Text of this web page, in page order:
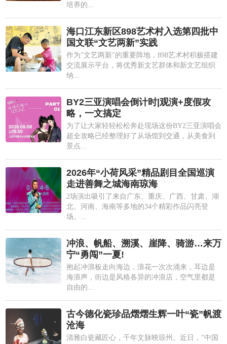
培养的...
海口江东新区898艺术村入选第四批中
国文联“文艺两新”实践
作为"文艺两新"的重要阵地，898艺术村积极搭建
交流展示平台，将优秀新文艺群体和新文艺组织
纳...
BY2三亚演唱会倒计时|观演+度假攻
略，一文搞定
为了让大家轻轻松松奔赴现场这份BY2三亚演唱会
超全攻略已经整理好了从场馆到交通，从美食到
景点...
2026年“小荷风采”精品剧目全国巡演
走进善舞之城海南琼海
2场演出吸引了来自广东、重庆、广西、甘肃、湖
北、河南、海南等多地的34个精彩作品闪亮登
场。...
冲浪、帆船、溯溪、崖降、骑游…来万
宁“勇闯”一夏!
抱起冲浪板走向海边，浪花一次次涌来，耳边是
海浪声，街边是风格各异的冲浪店，空气里都是
自由的...
古今德化瓷珍品熠熠生辉一叶“瓷”帆渡
沧海
清雅白瓷藏匠心，千年文脉映琼州。近日，"中国